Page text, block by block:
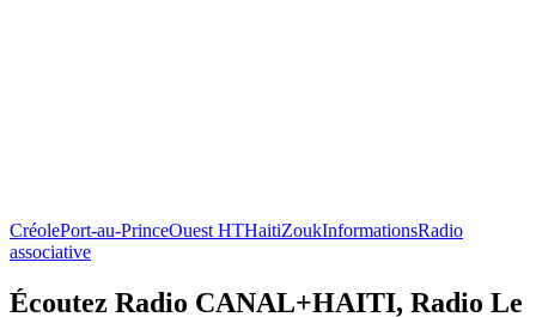
CréolePort-au-PrinceOuest HTHaitiZoukInformationsRadio
associative
Écoutez Radio CANAL+HAITI, Radio Le